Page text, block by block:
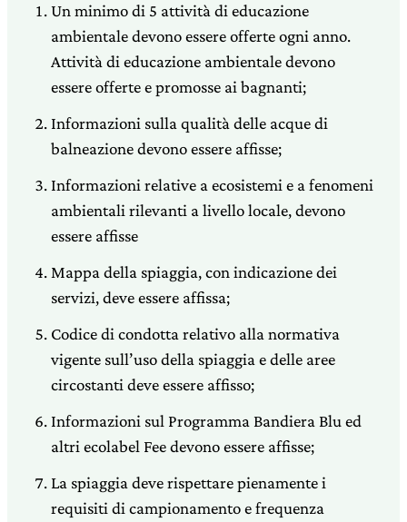
Un minimo di 5 attività di educazione
ambientale devono essere offerte ogni anno.
Attività di educazione ambientale devono
essere offerte e promosse ai bagnanti;
Informazioni sulla qualità delle acque di
balneazione devono essere affisse;
Informazioni relative a ecosistemi e a fenomeni
ambientali rilevanti a livello locale, devono
essere affisse
Mappa della spiaggia, con indicazione dei
servizi, deve essere affissa;
Codice di condotta relativo alla normativa
vigente sull’uso della spiaggia e delle aree
circostanti deve essere affisso;
Informazioni sul Programma Bandiera Blu ed
altri ecolabel Fee devono essere affisse;
La spiaggia deve rispettare pienamente i
requisiti di campionamento e frequenza